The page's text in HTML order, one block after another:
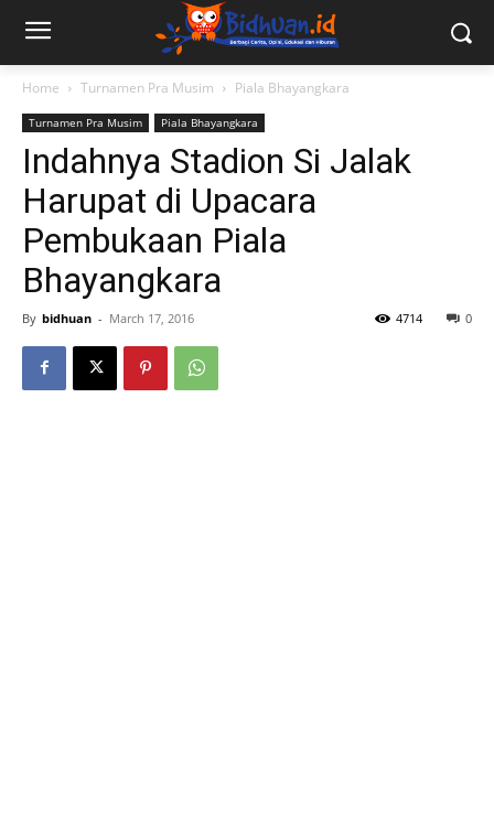
Home Turnamen Pra Musim Piala Bhayangkara
Turnamen Pra Musim Piala Bhayangkara
Indahnya Stadion Si Jalak
Harupat di Upacara
Pembukaan Piala
Bhayangkara
By bidhuan - March 17, 2016 0
4714